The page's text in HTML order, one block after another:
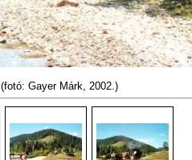
(fotó: Gayer Márk, 2002.)